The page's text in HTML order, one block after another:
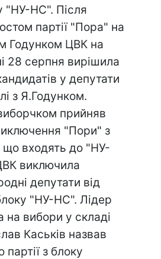
"НУ-НС". Після
партії "Пора" на
Годунком ЦВК на
28 серпня вирішила
у депутати
з Я.Годунком.
прийняв
"Пори" з
що входять до "НУ-
виключила
депутати від
"НУ-НС". Лідер
вибори у складі
Каськів назвав
з блоку